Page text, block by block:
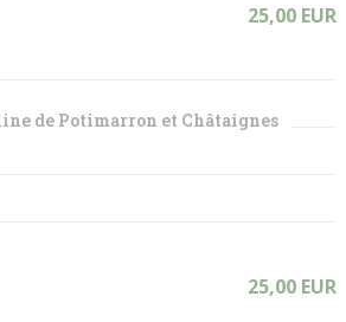
25,00 EUR
de Potimarron et Châtaignes
25,00 EUR